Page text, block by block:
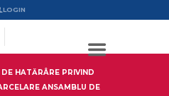
LOGIN
HATĂRÂRE PRIVIND
ANSAMBLU DE